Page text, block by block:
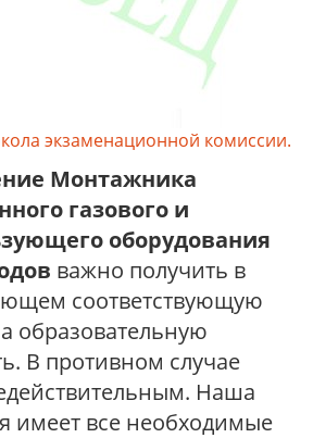
экзаменационной комиссии.
Монтажника
газового и
оборудования
важно получить в
соответствующую
образовательную
В противном случае
Наша
имеет все необходимые